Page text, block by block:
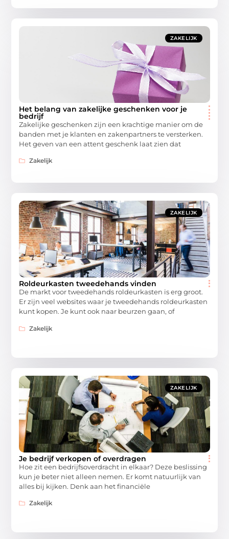
ZAKELIJK
Het belang van zakelijke geschenken voor je
bedrijf
Zakelijke geschenken zijn een krachtige manier om de
banden met je klanten en zakenpartners te versterken.
Het geven van een attent geschenk laat zien dat
Zakelijk
ZAKELIJK
Roldeurkasten tweedehands vinden
De markt voor tweedehands roldeurkasten is erg groot.
Er zijn veel websites waar je tweedehands roldeurkasten
kunt kopen. Je kunt ook naar beurzen gaan, of
Zakelijk
ZAKELIJK
Je bedrijf verkopen of overdragen
Hoe zit een bedrijfsoverdracht in elkaar? Deze beslissing
kun je beter niet alleen nemen. Er komt natuurlijk van
alles bij kijken. Denk aan het financiële
Zakelijk